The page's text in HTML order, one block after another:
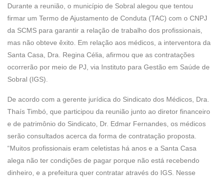
Durante a reunião, o município de Sobral alegou que tentou
firmar um Termo de Ajustamento de Conduta (TAC) com o CNPJ
da SCMS para garantir a relação de trabalho dos profissionais,
mas não obteve êxito. Em relação aos médicos, a interventora da
Santa Casa, Dra. Regina Célia, afirmou que as contratações
ocorrerão por meio de PJ, via Instituto para Gestão em Saúde de
Sobral (IGS).
De acordo com a gerente jurídica do Sindicato dos Médicos, Dra.
Thaís Timbó, que participou da reunião junto ao diretor financeiro
e de patrimônio do Sindicato, Dr. Edmar Fernandes, os médicos
serão consultados acerca da forma de contratação proposta.
“Muitos profissionais eram celetistas há anos e a Santa Casa
alega não ter condições de pagar porque não está recebendo
dinheiro, e a prefeitura quer contratar através do IGS. Nesse